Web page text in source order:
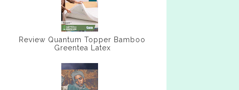
Review Quantum Topper Bamboo
Greentea Latex